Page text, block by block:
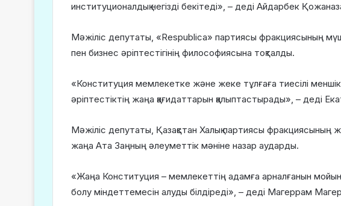
институционалдық негізді бекітеді», – деді Айдарбек
Мәжіліс депутаты, «Respublica» партиясы фракциясының
пен бизнес әріптестігінің философиясына тоқталды.
«Конституция мемлекетке және жеке тұлғаға тиесілі
әріптестіктің жаңа қағидаттарын қалыптастырады», – деді
Мәжіліс депутаты, Қазақстан Халық партиясы
жаңа Ата Заңның әлеуметтік мәніне назар аударды.
«Жаңа Конституция – мемлекеттің адамға арналғанын
болу міндеттемесін алуды білдіреді», – деді Магеррам